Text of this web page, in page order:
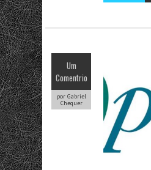
Um
Comentrio
por Gabriel
Chequer